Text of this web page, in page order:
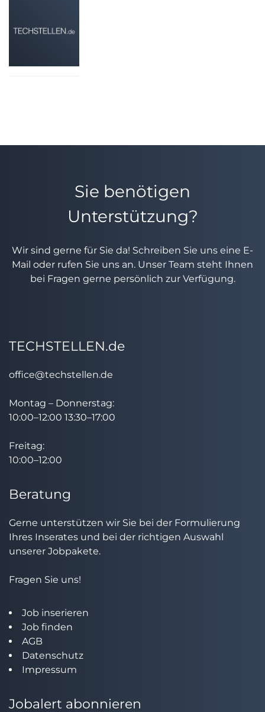
Sie benötigen
Unterstützung?
Wir sind gerne für Sie da! Schreiben Sie uns eine E-
Mail oder rufen Sie uns an. Unser Team steht Ihnen
bei Fragen gerne persönlich zur Verfügung.
TECHSTELLEN.de
office@techstellen.de
Montag – Donnerstag:
10:00–12:00 13:30–17:00
Freitag:
10:00–12:00
Beratung
Gerne unterstützen wir Sie bei der Formulierung
Ihres Inserates und bei der richtigen Auswahl
unserer Jobpakete.
Fragen Sie uns!
Job inserieren
Job finden
AGB
Datenschutz
Impressum
Jobalert abonnieren